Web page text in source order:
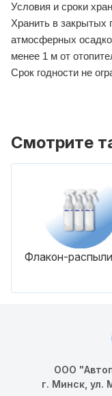
Условия и сроки
Хранить в
атмосферных
менее 1 м от
Срок годности не
Смотрите
Флакон-
ООО
г. Минск, ул.